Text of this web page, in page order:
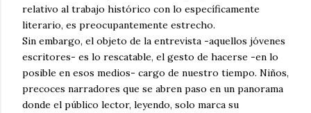
relativo al trabajo histórico con lo específicamente
literario, es preocupantemente estrecho.
Sin embargo, el objeto de la entrevista -aquellos jóvenes
escritores- es lo rescatable, el gesto de hacerse -en lo
posible en esos medios- cargo de nuestro tiempo. Niños,
precoces narradores que se abren paso en un panorama
donde el público lector, leyendo, solo marca su